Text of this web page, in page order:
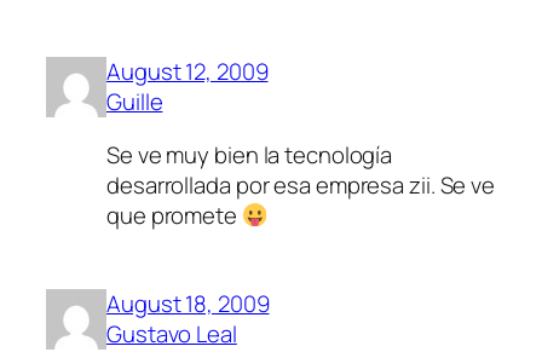
August 12, 2009
Guille
Se ve muy bien la tecnología
desarrollada por esa empresa zii. Se ve
que promete
August 18, 2009
Gustavo Leal